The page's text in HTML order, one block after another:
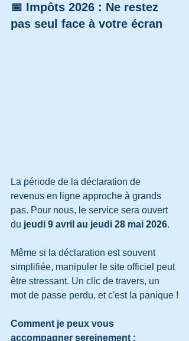
📅 Impôts 2026 : Ne restez
pas seul face à votre écran
La période de la déclaration de
revenus en ligne approche à grands
pas. Pour nous, le service sera ouvert
du jeudi 9 avril au jeudi 28 mai 2026.
Même si la déclaration est souvent
simplifiée, manipuler le site officiel peut
être stressant. Un clic de travers, un
mot de passe perdu, et c'est la panique !
Comment je peux vous
accompagner sereinement :